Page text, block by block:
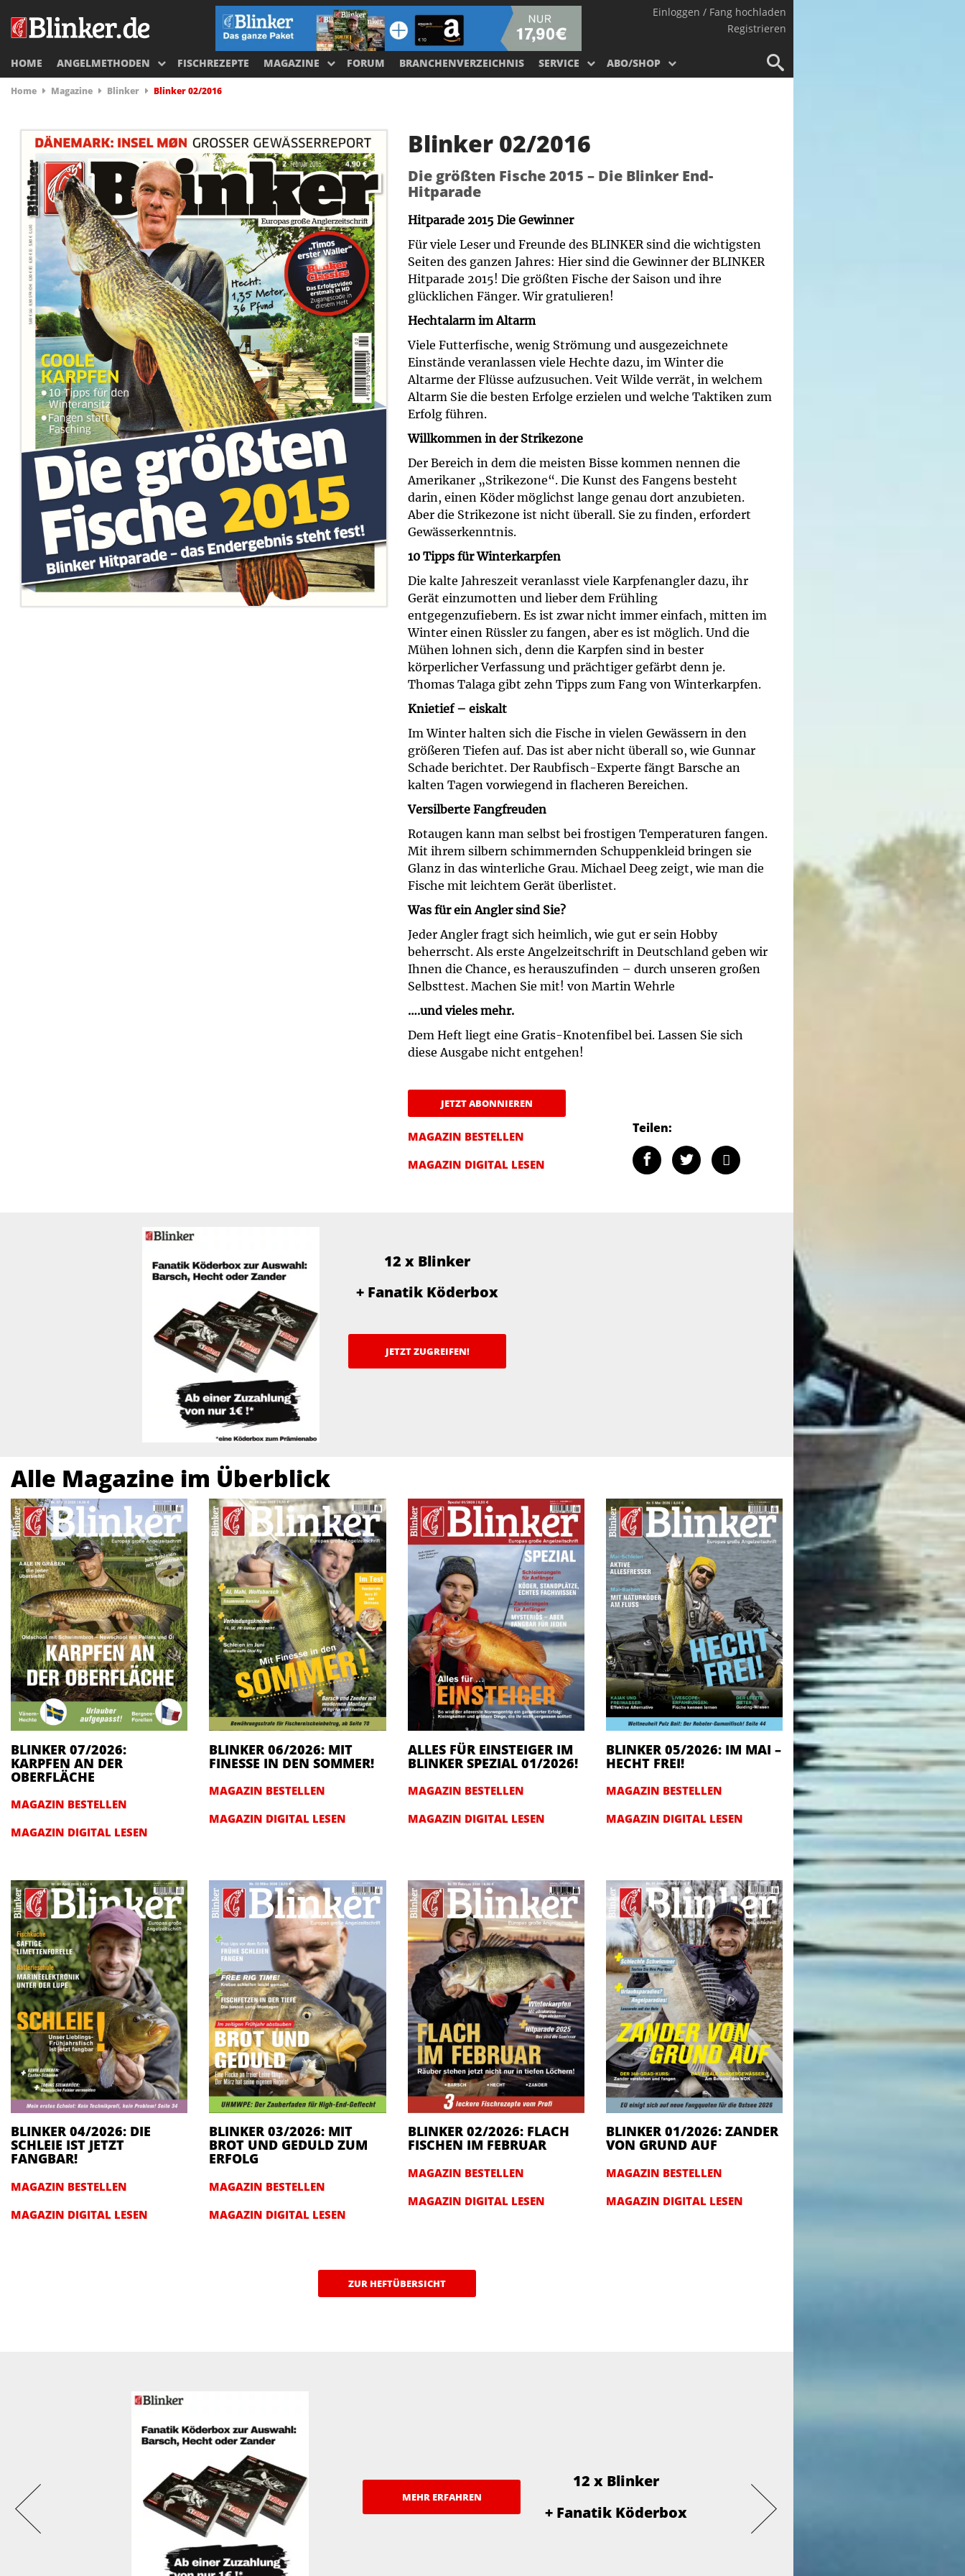
Einloggen / Fang hochladen
Registrieren
HOME ANGELMETHODEN FISCHREZEPTE MAGAZINE FORUM BRANCHENVERZEICHNIS SERVICE ABO/SHOP
Home Magazine Blinker Blinker 02/2016
Blinker 02/2016
Die größten Fische 2015 – Die Blinker End-
Hitparade
Hitparade 2015 Die Gewinner
Für viele Leser und Freunde des BLINKER sind die wichtigsten
Seiten des ganzen Jahres: Hier sind die Gewinner der BLINKER
Hitparade 2015! Die größten Fische der Saison und ihre
glücklichen Fänger. Wir gratulieren!
Hechtalarm im Altarm
Viele Futterfische, wenig Strömung und ausgezeichnete
Einstände veranlassen viele Hechte dazu, im Winter die
Altarme der Flüsse aufzusuchen. Veit Wilde verrät, in welchem
Altarm Sie die besten Erfolge erzielen und welche Taktiken zum
Erfolg führen.
Willkommen in der Strikezone
Der Bereich in dem die meisten Bisse kommen nennen die
Amerikaner „Strikezone“. Die Kunst des Fangens besteht
darin, einen Köder möglichst lange genau dort anzubieten.
Aber die Strikezone ist nicht überall. Sie zu finden, erfordert
Gewässerkenntnis.
10 Tipps für Winterkarpfen
Die kalte Jahreszeit veranlasst viele Karpfenangler dazu, ihr
Gerät einzumotten und lieber dem Frühling
entgegenzufiebern. Es ist zwar nicht immer einfach, mitten im
Winter einen Rüssler zu fangen, aber es ist möglich. Und die
Mühen lohnen sich, denn die Karpfen sind in bester
körperlicher Verfassung und prächtiger gefärbt denn je.
Thomas Talaga gibt zehn Tipps zum Fang von Winterkarpfen.
Knietief – eiskalt
Im Winter halten sich die Fische in vielen Gewässern in den
größeren Tiefen auf. Das ist aber nicht überall so, wie Gunnar
Schade berichtet. Der Raubfisch-Experte fängt Barsche an
kalten Tagen vorwiegend in flacheren Bereichen.
Versilberte Fangfreuden
Rotaugen kann man selbst bei frostigen Temperaturen fangen.
Mit ihrem silbern schimmernden Schuppenkleid bringen sie
Glanz in das winterliche Grau. Michael Deeg zeigt, wie man die
Fische mit leichtem Gerät überlistet.
Was für ein Angler sind Sie?
Jeder Angler fragt sich heimlich, wie gut er sein Hobby
beherrscht. Als erste Angelzeitschrift in Deutschland geben wir
Ihnen die Chance, es herauszufinden – durch unseren großen
Selbsttest. Machen Sie mit! von Martin Wehrle
….und vieles mehr.
Dem Heft liegt eine Gratis-Knotenfibel bei. Lassen Sie sich
diese Ausgabe nicht entgehen!
JETZT ABONNIEREN
MAGAZIN BESTELLEN
MAGAZIN DIGITAL LESEN
Teilen:
12 x Blinker
+ Fanatik Köderbox
JETZT ZUGREIFEN!
Alle Magazine im Überblick
BLINKER 07/2026:
KARPFEN AN DER
OBERFLÄCHE
MAGAZIN BESTELLEN
MAGAZIN DIGITAL LESEN
BLINKER 06/2026: MIT
FINESSE IN DEN SOMMER!
MAGAZIN BESTELLEN
MAGAZIN DIGITAL LESEN
ALLES FÜR EINSTEIGER IM
BLINKER SPEZIAL 01/2026!
MAGAZIN BESTELLEN
MAGAZIN DIGITAL LESEN
BLINKER 05/2026: IM MAI –
HECHT FREI!
MAGAZIN BESTELLEN
MAGAZIN DIGITAL LESEN
BLINKER 04/2026: DIE
SCHLEIE IST JETZT
FANGBAR!
MAGAZIN BESTELLEN
MAGAZIN DIGITAL LESEN
BLINKER 03/2026: MIT
BROT UND GEDULD ZUM
ERFOLG
MAGAZIN BESTELLEN
MAGAZIN DIGITAL LESEN
BLINKER 02/2026: FLACH
FISCHEN IM FEBRUAR
MAGAZIN BESTELLEN
MAGAZIN DIGITAL LESEN
BLINKER 01/2026: ZANDER
VON GRUND AUF
MAGAZIN BESTELLEN
MAGAZIN DIGITAL LESEN
ZUR HEFTÜBERSICHT
12 x Blinker
+ Fanatik Köderbox
MEHR ERFAHREN